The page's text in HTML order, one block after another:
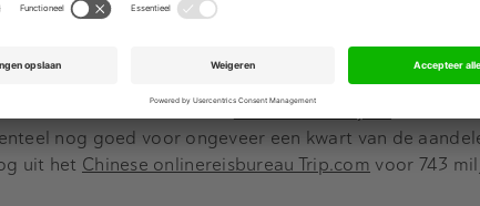
Amerikaanseonlinereisbureau Despegar over
van het Chinese gameconcern Tencent,
verkocht Prosus voor
ruim twaalf miljard
nog goed voor ongeveer een kwart van de
uit het Chinese onlinereisbureau Trip.com voor 743